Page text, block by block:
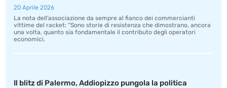
20 Aprile 2026
La nota dell’associazione da sempre al fianco dei commercianti
vittime del racket: “Sono storie di resistenza che dimostrano, ancora
una volta, quanto sia fondamentale il contributo degli operatori
economici.
Il blitz di Palermo, Addiopizzo pungola la politica